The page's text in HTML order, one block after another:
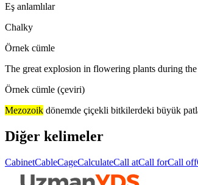
Eş anlamlılar
Chalky
Örnek cümle
The great explosion in flowering plants during the
Örnek cümle (çeviri)
Mezozoik dönemde çiçekli bitkilerdeki büyük
Diğer kelimeler
CabinetCableCageCalculateCall atCall forCall off